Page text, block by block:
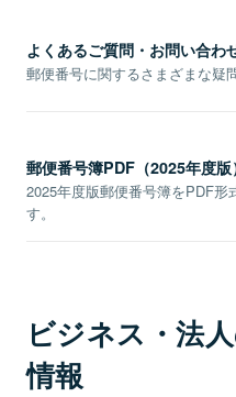
よくあるご質問・お問い合わ
郵便番号に関するさまざまな疑
郵便番号簿PDF（2025年度版
2025年度版郵便番号簿をPDF形
す。
ビジネス・法
情報